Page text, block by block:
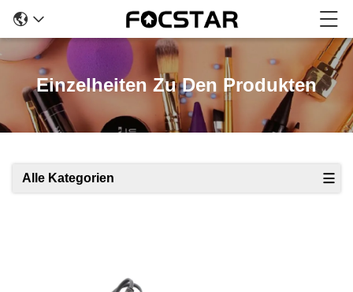
Einzelheiten Zu Den Produkten
Alle Kategorien